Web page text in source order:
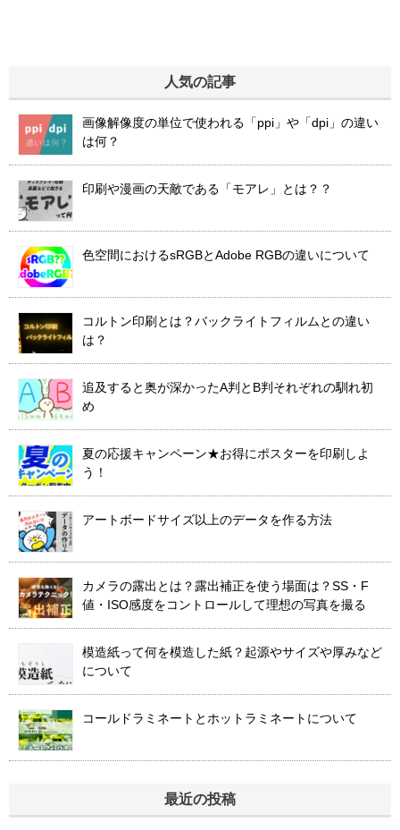
人気の記事
画像解像度の単位で使われる「ppi」や「dpi」の違い
は何？
印刷や漫画の天敵である「モアレ」とは？？
色空間におけるsRGBとAdobe RGBの違いについて
コルトン印刷とは？バックライトフィルムとの違い
は？
追及すると奥が深かったA判とB判それぞれの馴れ初
め
夏の応援キャンペーン★お得にポスターを印刷しよ
う！
アートボードサイズ以上のデータを作る方法
カメラの露出とは？露出補正を使う場面は？SS・F
値・ISO感度をコントロールして理想の写真を撮る
模造紙って何を模造した紙？起源やサイズや厚みなど
について
コールドラミネートとホットラミネートについて
最近の投稿